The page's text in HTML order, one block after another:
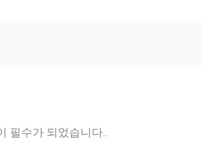
필수가 되었습니다..